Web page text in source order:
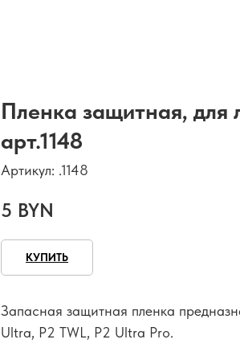
Пленка защитная, для
арт.1148
Артикул: .1148
5 BYN
КУПИТЬ
Запасная защитная пленка
Ultra, P2 TWL, P2 Ultra Pro.